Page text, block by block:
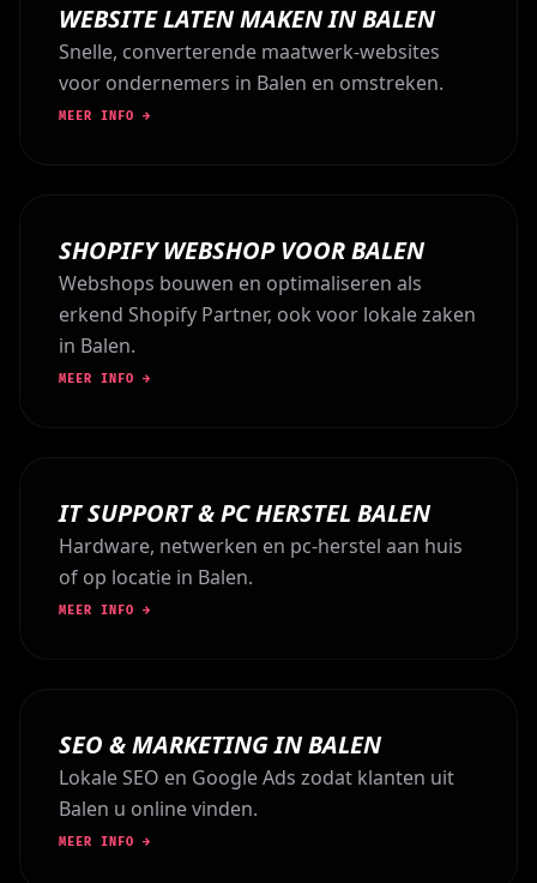
WEBSITE LATEN MAKEN IN BALEN
Snelle, converterende maatwerk-websites
voor ondernemers in Balen en omstreken.
MEER INFO →
SHOPIFY WEBSHOP VOOR BALEN
Webshops bouwen en optimaliseren als
erkend Shopify Partner, ook voor lokale zaken
in Balen.
MEER INFO →
IT SUPPORT & PC HERSTEL BALEN
Hardware, netwerken en pc-herstel aan huis
of op locatie in Balen.
MEER INFO →
SEO & MARKETING IN BALEN
Lokale SEO en Google Ads zodat klanten uit
Balen u online vinden.
MEER INFO →